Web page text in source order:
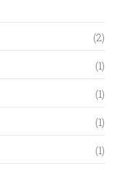
(2)
(1)
(1)
(1)
(1)